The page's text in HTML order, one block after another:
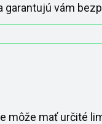
vám
môže mať určité